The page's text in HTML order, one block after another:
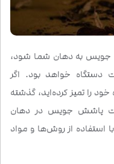
جویس به دهان شما شود،
دستگاه خواهد بود. اگر
را تمیز کرده‌اید، گذشته
پاشش جویس در دهان
استفاده از روش‌ها و مواد